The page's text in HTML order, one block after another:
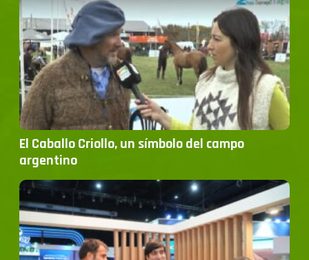
El Caballo Criollo, un símbolo del campo
argentino